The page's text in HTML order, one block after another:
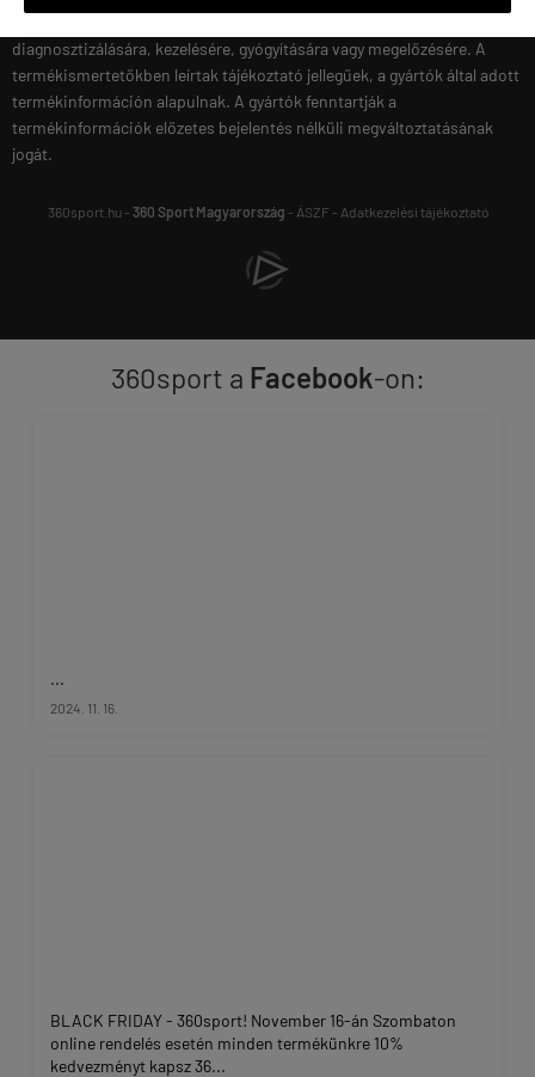
diagnosztizálására, kezelésére, gyógyítására vagy megelőzésére. A
termékismertetőkben leírtak tájékoztató jellegűek, a gyártók által adott
termékinformáción alapulnak. A gyártók fenntartják a
termékinformációk előzetes bejelentés nélküli megváltoztatásának
jogát.
360sport.hu - 360 Sport Magyarország - ÁSZF- Adatkezelési tájékoztató
360sport a Facebook-on:
...
2024. 11. 16.
BLACK FRIDAY - 360sport! November 16-án Szombaton
online rendelés esetén minden termékünkre 10%
kedvezményt kapsz 36...